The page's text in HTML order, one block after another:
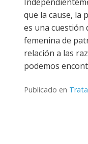
que la cause, la
es una cuestión
femenina de
relación a las
podemos
Publicado en